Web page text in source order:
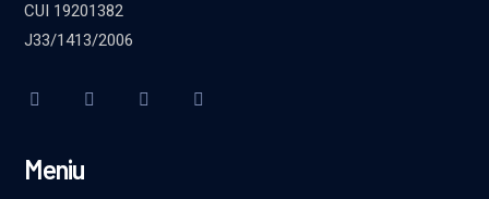
CUI 19201382
J33/1413/2006
Meniu